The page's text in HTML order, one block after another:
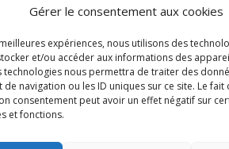
Gérer le consentement aux cookies
expériences, nous utilisons des
et/ou accéder aux informations des
technologies nous permettra de traiter des
navigation ou les ID uniques sur ce site. Le fait
consentement peut avoir un effet négatif sur
et fonctions.